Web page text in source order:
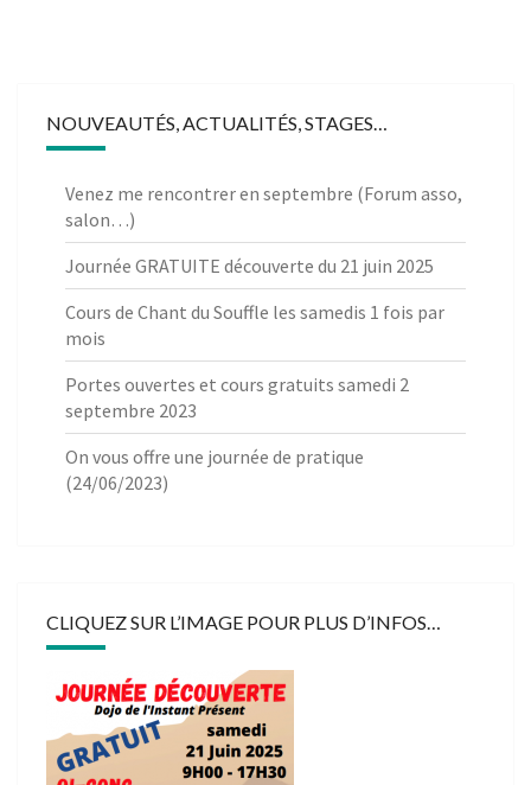
NOUVEAUTÉS, ACTUALITÉS, STAGES…
Venez me rencontrer en septembre (Forum asso,
salon…)
Journée GRATUITE découverte du 21 juin 2025
Cours de Chant du Souffle les samedis 1 fois par
mois
Portes ouvertes et cours gratuits samedi 2
septembre 2023
On vous offre une journée de pratique
(24/06/2023)
CLIQUEZ SUR L’IMAGE POUR PLUS D’INFOS…